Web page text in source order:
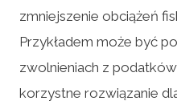
zmniejszenie obciążeń
Przykładem może być
zwolnieniach z
korzystne rozwiązanie